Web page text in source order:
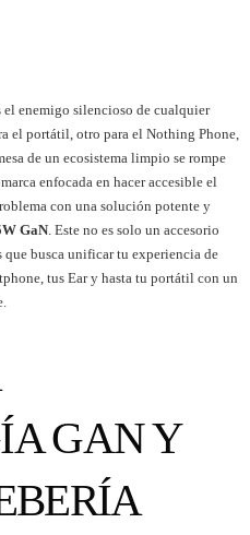
el enemigo silencioso de cualquier
el portátil, otro para el Nothing Phone,
de un ecosistema limpio se rompe
enfocada en hacer accesible el
con una solución potente y
GaN. Este no es solo un accesorio
busca unificar tu experiencia de
tus Ear y hasta tu portátil con un
GAN Y